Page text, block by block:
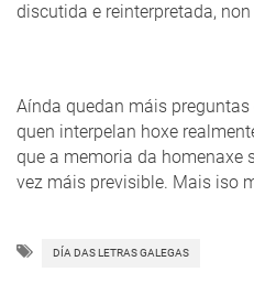
discutida e reinterpretada,
Aínda quedan máis preguntas
quen interpelan hoxe
que a memoria da homenaxe
vez máis previsible. Mais iso
DÍA DAS LETRAS GALEGAS